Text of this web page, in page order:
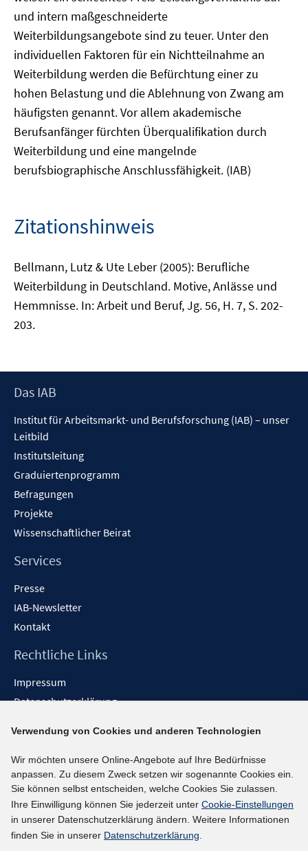
und intern maßgeschneiderte
Weiterbildungsangebote sind zu teuer. Unter den
individuellen Faktoren für ein Nichtteilnahme an
Weiterbildung werden die Befürchtung einer zu
hohen Belastung und die Ablehnung von Zwang am
häufigsten genannt. Vor allem akademische
Berufsanfänger fürchten Überqualifikation durch
Weiterbildung und eine mangelnde
berufsbiographische Anschlussfähigkeit. (IAB)
Zitationshinweis
Bellmann, Lutz & Ute Leber (2005): Berufliche
Weiterbildung in Deutschland. Motive, Anlässe und
Hemmnisse. In: Arbeit und Beruf, Jg. 56, H. 7, S. 202-
203.
Footer
Das IAB
Institut für Arbeitsmarkt- und Berufsforschung (IAB) – unser
Leitbild
Institutsleitung
Graduiertenprogramm
Befragungen
Projekte
Wissenschaftlicher Beirat
Services
Presse
IAB-Newsletter
Kontakt
Rechtliche Links
Impressum
Datenschutzerklärung
Barrieren melden
Social-Media-Kanäle
BlueSky
YouTube
LinkedIn
Verwendung von Cookies und anderen Technologien
Wir möchten unsere Online-Angebote auf Ihre Bedürfnisse
anpassen. Zu diesem Zweck setzen wir sogenannte Cookies ein.
Sie können selbst entscheiden, welche Cookies Sie zulassen.
Ihre Einwilligung können Sie jederzeit unter Cookie-Einstellungen
in unserer Datenschutzerklärung ändern. Weitere Informationen
finden Sie in unserer Datenschutzerklärung.